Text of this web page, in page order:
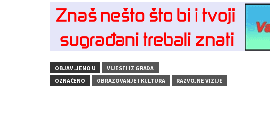
OBJAVLJENO U
VIJESTI IZ GRADA
OZNAČENO
OBRAZOVANJE I KULTURA RAZVOJNE VIZIJE